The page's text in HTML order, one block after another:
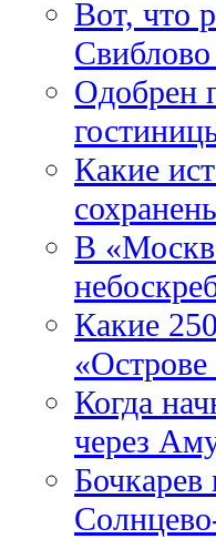
Вот, что
Одобрен
Какие
В
Какие
Когда
через
Бочкарев